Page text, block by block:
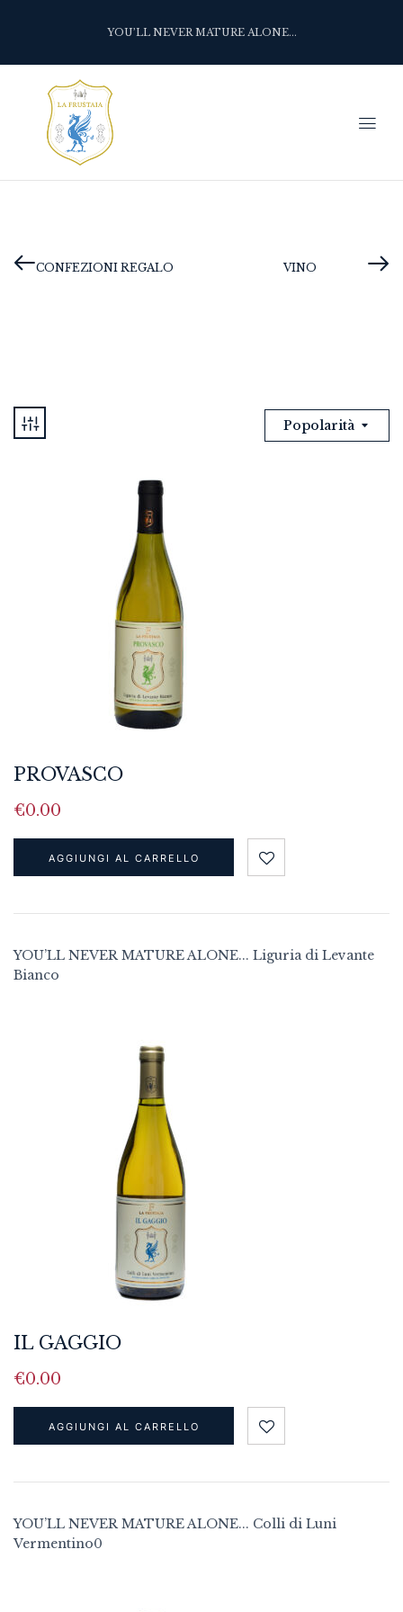
YOU’LL NEVER MATURE ALONE...
CONFEZIONI REGALO VINO
Popolarità
PROVASCO
€0.00
AGGIUNGI AL CARRELLO
YOU’LL NEVER MATURE ALONE... Liguria di Levante
Bianco
IL GAGGIO
€0.00
AGGIUNGI AL CARRELLO
YOU’LL NEVER MATURE ALONE... Colli di Luni
Vermentino0